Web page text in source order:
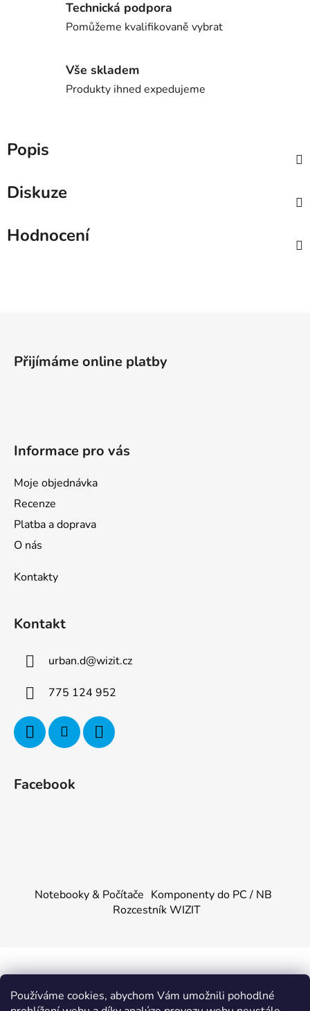
Používáme cookies, abychom Vám umožnili pohodlné
Technická podpora
Pomůžeme kvalifikovaně vybrat
Vše skladem
Produkty ihned expedujeme
Popis
Diskuze
Hodnocení
Přijímáme online platby
Informace pro vás
Moje objednávka
Recenze
Platba a doprava
O nás
Kontakty
Kontakt
urban.d@wizit.cz
775 124 952
Facebook
Notebooky & Počítače Komponenty do PC / NB
Rozcestník WIZIT
Copyright 2026KOMPONENTY.NET / WIZIT.EU